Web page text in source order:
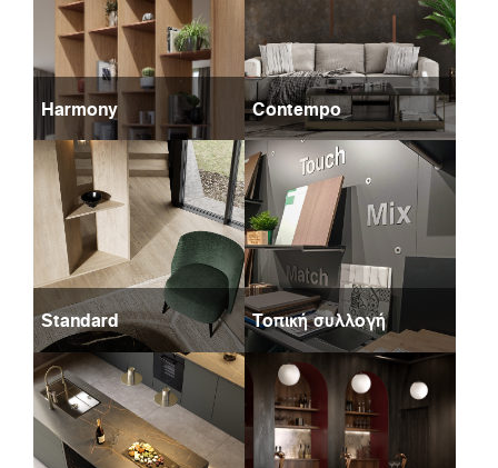
Harmony Contempo
Standard Τοπική συλλογή